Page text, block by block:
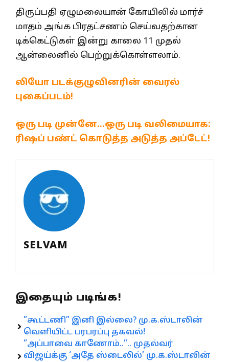
திருப்பதி ஏழுமலையான் கோயிலில் மார்ச்
மாதம் அங்க பிரதட்சணம் செய்வதற்கான
டிக்கெட்டுகள் இன்று காலை 11 முதல்
ஆன்லைனில் பெற்றுக்கொள்ளலாம்.
லியோ படக்குழுவினரின் வைரல்
புகைப்படம்!
ஒரு படி முன்னே…ஒரு படி வலிமையாக:
ரிஷப் பண்ட் கொடுத்த அடுத்த அப்டேட்!
SELVAM
இதையும் படிங்க!
”கூட்டணி” இனி இல்லை? மு.க.ஸ்டாலின்
வெளியிட்ட பரபரப்பு தகவல்!
”அப்பாவை காணோம்..”.. முதல்வர்
விஜய்க்கு ‘அதே ஸ்டைலில்’ மு.க.ஸ்டாலின்